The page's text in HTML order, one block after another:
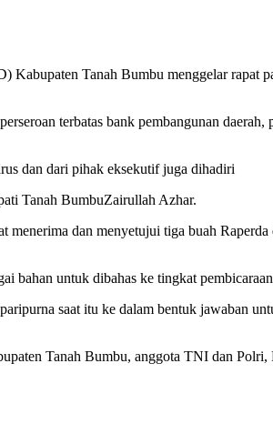
Tanah Bumbu menggelar rapat
terbatas bank pembangunan
dan dari pihak eksekutif juga dihadiri
Tanah BumbuZairullah Azhar.
dan menyetujui tiga buah
bahan untuk dibahas ke tingkat
saat itu ke dalam bentuk jawaban
Tanah Bumbu, anggota TNI dan